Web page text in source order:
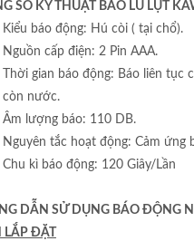
SỐ KỸ THUẬT BÁO LŨ LỤT
Kiểu báo động: Hú còi ( tại chổ).
Nguồn cấp điện: 2 Pin AAA.
Thời gian báo động: Báo liên tục
còn nước.
Âm lượng báo: 110 DB.
Nguyên tắc hoạt động: Cảm ứng
Chu kì báo động: 120 Giây/Lần
DẪN SỬ DỤNG BÁO ĐỘNG
LẮP ĐẶT